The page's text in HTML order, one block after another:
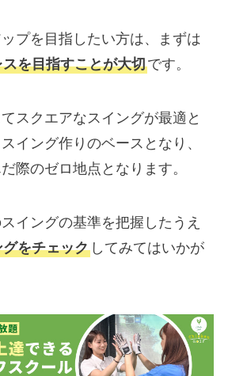
プを目指したい方は、まずは
を目指すことが大切です。
スクエアなスイングが最適と
イング作りのベースとなり、
際のゼロ地点となります。
イングの基準を把握したうえ
をチェックしてみてはいかが